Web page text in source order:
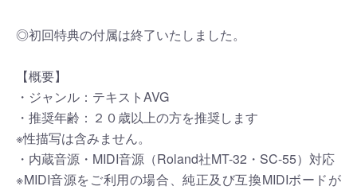
◎初回特典の付属は終了いたしました。
【概要】
・ジャンル：テキストAVG
・推奨年齢：２０歳以上の方を推奨します
※性描写は含みません。
・内蔵音源・MIDI音源（Roland社MT-32・SC-55）対応
※MIDI音源をご利用の場合、純正及び互換MIDIボードが